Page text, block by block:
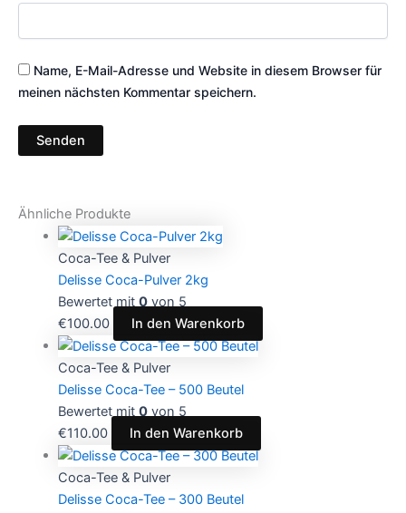
Name, E-Mail-Adresse und Website in diesem Browser für
meinen nächsten Kommentar speichern.
Ähnliche Produkte
Coca-Tee & Pulver
Delisse Coca-Pulver 2kg
Bewertet mit 0von 5
€100.00 In den Warenkorb
Coca-Tee & Pulver
Delisse Coca-Tee – 500 Beutel
Bewertet mit 0von 5
€110.00 In den Warenkorb
Coca-Tee & Pulver
Delisse Coca-Tee – 300 Beutel